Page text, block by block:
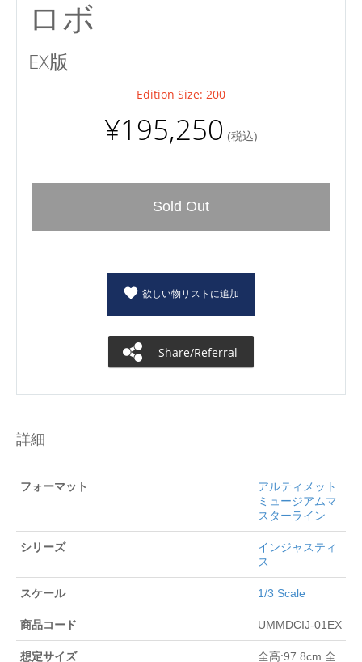
ロボ
EX版
Edition Size: 200
¥195,250 (税込)
Sold Out
欲しい物リストに追加
Share/Referral
詳細
フォーマット
アルティメット
ミュージアムマ
スターライン
シリーズ
インジャスティ
ス
スケール 1/3 Scale
商品コード UMMDCIJ-01EX
想定サイズ 全高:97.8cm 全